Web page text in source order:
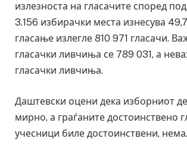
излезноста на гласачите според
3.156 избирачки места изнесува
гласање излегле 810 971 гласачи.
гласачки ливчиња се 789 031, а
гласачки ливчиња.
Даштевски оцени дека изборниот
мирно, а граѓаните достоинствено
учесници биле достоинствени,